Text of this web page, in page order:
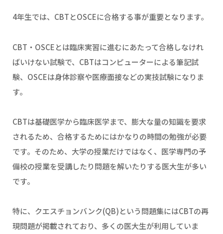
4年生では、CBTとOSCEに合格する事が重要となります。
CBT・OSCEとは臨床実習に進むにあたって合格しなけれ
ばいけない試験で、CBTはコンピューターによる筆記試
験、OSCEは身体診察や医療面接などの実技試験になりま
す。
CBTは基礎医学から臨床医学まで、膨大な量の知識を要求
されるため、合格するためにはかなりの時間の勉強が必要
です。そのため、大学の授業だけではなく、医学専門の予
備校の授業を受講したり問題を解いたりする医大生が多い
です。
特に、クエスチョンバンク(QB)という問題集にはCBTの再
現問題が掲載されており、多くの医大生が利用していま